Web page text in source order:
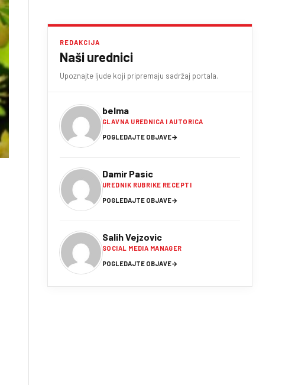
REDAKCIJA
Naši urednici
Upoznajte ljude koji pripremaju sadržaj portala.
belma
GLAVNA UREDNICA I AUTORICA
POGLEDAJTE OBJAVE→
Damir Pasic
UREDNIK RUBRIKE RECEPTI
POGLEDAJTE OBJAVE→
Salih Vejzovic
SOCIAL MEDIA MANAGER
POGLEDAJTE OBJAVE→